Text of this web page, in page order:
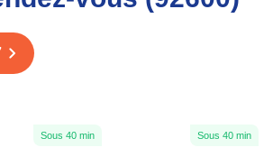
Sous 40 min Sous 40 min